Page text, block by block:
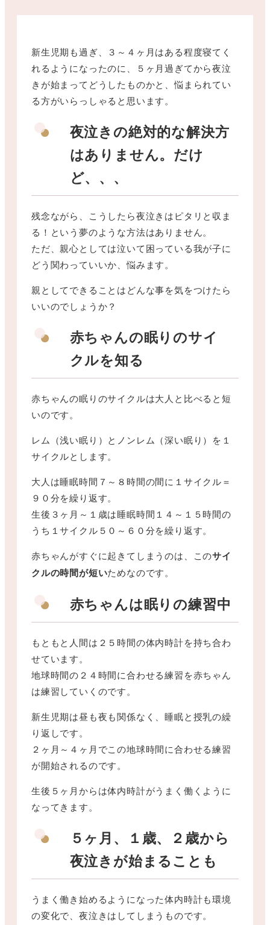
新生児期も過ぎ、３～４ヶ月はある程度寝てく
れるようになったのに、５ヶ月過ぎてから夜泣
きが始まってどうしたものかと、悩まられてい
る方がいらっしゃると思います。
夜泣きの絶対的な解決方
はありません。だけ
ど、、、
残念ながら、こうしたら夜泣きはピタリと収ま
る！という夢のような方法はありません。
ただ、親心としては泣いて困っている我が子に
どう関わっていいか、悩みます。
親としてできることはどんな事を気をつけたら
いいのでしょうか？
赤ちゃんの眠りのサイ
クルを知る
赤ちゃんの眠りのサイクルは大人と比べると短
いのです。
レム（浅い眠り）とノンレム（深い眠り）を１
サイクルとします。
大人は睡眠時間７～８時間の間に１サイクル＝
９０分を繰り返す。
生後３ヶ月～１歳は睡眠時間１４～１５時間の
うち１サイクル５０～６０分を繰り返す。
赤ちゃんがすぐに起きてしまうのは、このサイ
クルの時間が短いためなのです。
赤ちゃんは眠りの練習中
もともと人間は２５時間の体内時計を持ち合わ
せています。
地球時間の２４時間に合わせる練習を赤ちゃん
は練習していくのです。
新生児期は昼も夜も関係なく、睡眠と授乳の繰
り返しです。
２ヶ月～４ヶ月でこの地球時間に合わせる練習
が開始されるのです。
生後５ヶ月からは体内時計がうまく働くように
なってきます。
５ヶ月、１歳、２歳から
夜泣きが始まることも
うまく働き始めるようになった体内時計も環境
の変化で、夜泣きはしてしまうものです。